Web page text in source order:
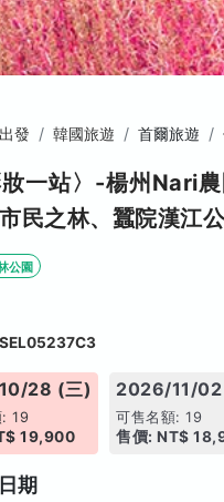
發 韓國旅遊 首爾旅遊
一站〉-楊州Nari
民之林、蠶院漢江
公園
SEL05237C3
28 (三)
19
19,900
2026/11/02
可售名額: 19
售價: NT$
期